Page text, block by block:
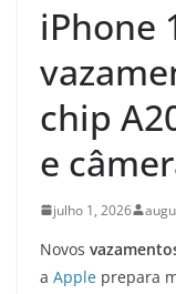
iPhone
chip
e
julho 1, 2026
Novos
a Apple prepara